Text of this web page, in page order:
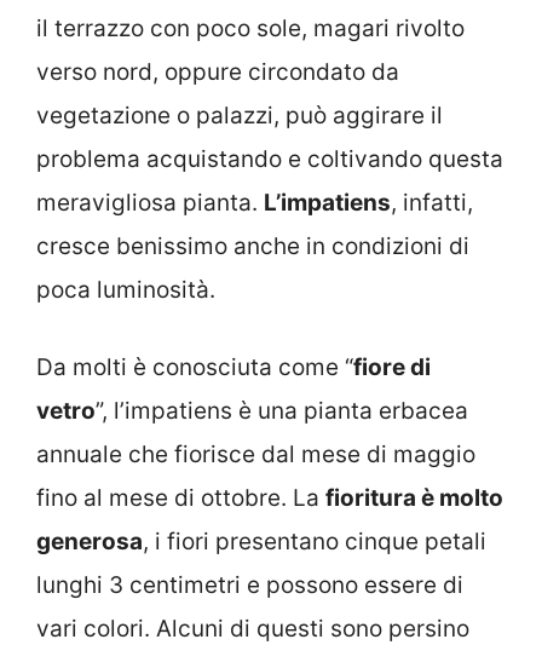
il terrazzo con poco sole, magari rivolto
verso nord, oppure circondato da
vegetazione o palazzi, può aggirare il
problema acquistando e coltivando questa
meravigliosa pianta. L’impatiens, infatti,
cresce benissimo anche in condizioni di
poca luminosità.
Da molti è conosciuta come “fiore di
vetro”, l’impatiens è una pianta erbacea
annuale che fiorisce dal mese di maggio
fino al mese di ottobre. La fioritura è molto
generosa, i fiori presentano cinque petali
lunghi 3 centimetri e possono essere di
vari colori. Alcuni di questi sono persino